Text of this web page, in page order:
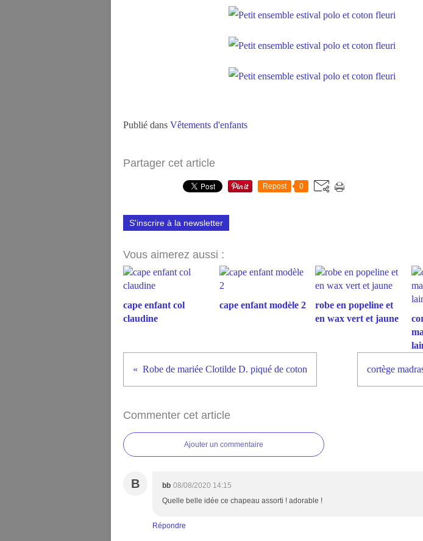
Publié dans Vêtements d'enfants
Partager cet article
Repost 0
S'inscrire à la newsletter
Vous aimerez aussi :
cape enfant col
claudine
cape enfant modèle 2
robe en popeline et
en wax vert et jaune
Robe de mariée Clotilde D. piqué de coton cortège
Commenter cet article
Ajouter un commentaire
B bb 08/08/2020 14:15
Quelle belle idée ce chapeau assorti ! adorable !
Répondre